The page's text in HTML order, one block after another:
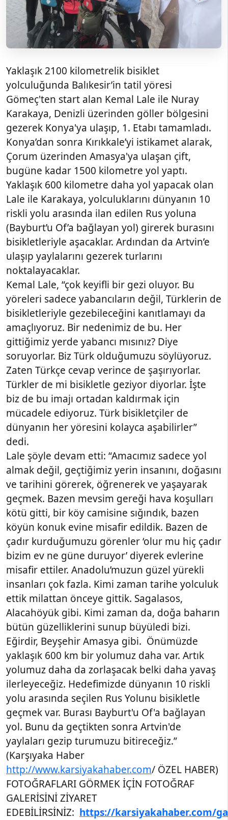
Yaklaşık 2100 kilometrelik bisiklet
yolculuğunda Balıkesir’in tatil yöresi
Gömeç'ten start alan Kemal Lale ile Nuray
Karakaya, Denizli üzerinden göller bölgesini
gezerek Konya'ya ulaşıp, 1. Etabı tamamladı.
Konya’dan sonra Kırıkkale’yi istikamet alarak,
Çorum üzerinden Amasya'ya ulaşan çift,
bugüne kadar 1500 kilometre yol yaptı.
Yaklaşık 600 kilometre daha yol yapacak olan
Lale ile Karakaya, yolculuklarını dünyanın 10
riskli yolu arasında ilan edilen Rus yoluna
(Bayburt’u Of’a bağlayan yol) girerek burasını
bisikletleriyle aşacaklar. Ardından da Artvin’e
ulaşıp yaylalarını gezerek turlarını
noktalayacaklar.
Kemal Lale, “çok keyifli bir gezi oluyor. Bu
yöreleri sadece yabancıların değil, Türklerin de
bisikletleriyle gezebileceğini kanıtlamayı da
amaçlıyoruz. Bir nedenimiz de bu. Her
gittiğimiz yerde yabancı mısınız? Diye
soruyorlar. Biz Türk olduğumuzu söylüyoruz.
Zaten Türkçe cevap verince de şaşırıyorlar.
Türkler de mi bisikletle geziyor diyorlar. İşte
biz de bu imajı ortadan kaldırmak için
mücadele ediyoruz. Türk bisikletçiler de
dünyanın her yöresini kolayca aşabilirler”
dedi.
Lale şöyle devam etti: “Amacımız sadece yol
almak değil, geçtiğimiz yerin insanını, doğasını
ve tarihini görerek, öğrenerek ve yaşayarak
geçmek. Bazen mevsim gereği hava koşulları
kötü gitti, bir köy camisine sığındık, bazen
köyün konuk evine misafir edildik. Bazen de
çadır kurduğumuzu görenler ‘olur mu hiç çadır
bizim ev ne güne duruyor’ diyerek evlerine
misafir ettiler. Anadolu’muzun güzel yürekli
insanları çok fazla. Kimi zaman tarihe yolculuk
ettik milattan önceye gittik. Sagalasos,
Alacahöyük gibi. Kimi zaman da, doğa baharın
bütün güzelliklerini sunup büyüledi bizi.
Eğirdir, Beyşehir Amasya gibi. Önümüzde
yaklaşık 600 km bir yolumuz daha var. Artık
yolumuz daha da zorlaşacak belki daha yavaş
ilerleyeceğiz. Hedefimizde dünyanın 10 riskli
yolu arasında seçilen Rus Yolunu bisikletle
geçmek var. Burası Bayburt'u Of'a bağlayan
yol. Bunu da geçtikten sonra Artvin'de
yaylaları gezip turumuzu bitireceğiz.”
(Karşıyaka Haber
http://www.karsiyakahaber.com/ ÖZEL HABER)
FOTOĞRAFLARI GÖRMEK İÇİN FOTOĞRAF
GALERİSİNİ ZİYARET
EDEBİLİRSİNİZ: https://karsiyakahaber.com/